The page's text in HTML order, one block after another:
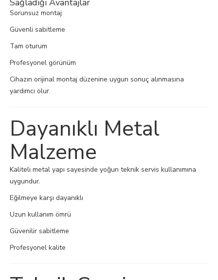
Sağladığı Avantajlar
Sorunsuz montaj
Güvenli sabitleme
Tam oturum
Profesyonel görünüm
Cihazın orijinal montaj düzenine uygun sonuç alınmasına
yardımcı olur.
Dayanıklı Metal
Malzeme
Kaliteli metal yapı sayesinde yoğun teknik servis kullanımına
uygundur.
Eğilmeye karşı dayanıklı
Uzun kullanım ömrü
Güvenilir sabitleme
Profesyonel kalite